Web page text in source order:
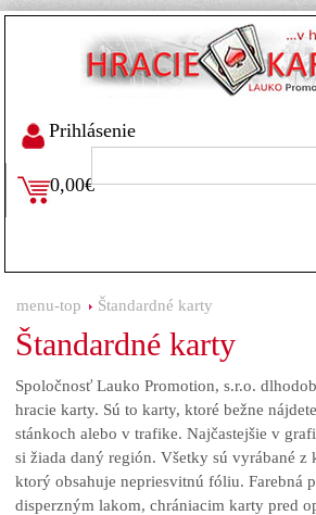
Prihlásenie
0,00€
menu-top Štandardné karty
Štandardné karty
Spoločnosť Lauko Promotion, s.r.o.
hracie karty. Sú to karty, ktoré bežne
stánkoch alebo v trafike. Najčastejšie v
si žiada daný región. Všetky sú vyrábané z
ktorý obsahuje nepriesvitnú fóliu. Farebná
disperzným lakom, chrániacim karty pred